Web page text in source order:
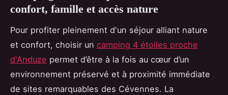
confort, famille et accès nature
Pour profiter pleinement d'un séjour alliant nature
et confort, choisir un camping 4 étoiles proche
d'Anduze permet d’être à la fois au cœur d’un
environnement préservé et à proximité immédiate
de sites remarquables des Cévennes. La